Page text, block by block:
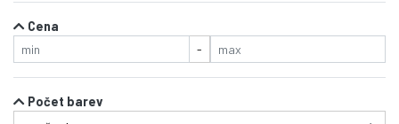
Cena
-
Počet barev